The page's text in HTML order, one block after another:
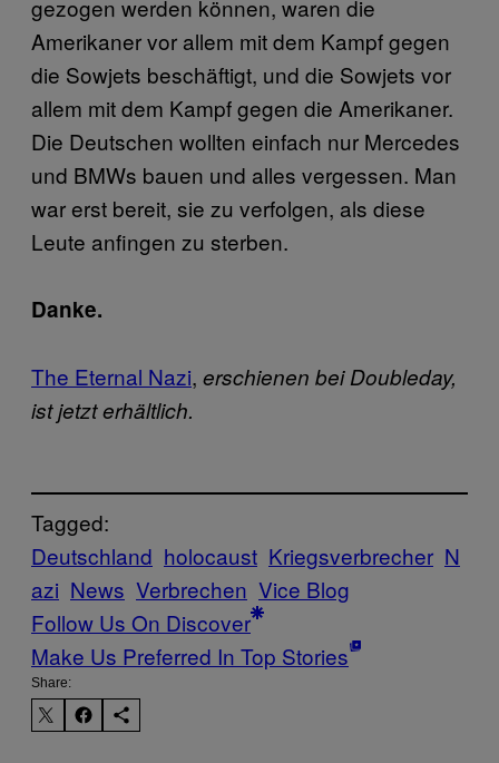
gezogen werden können, waren die
Amerikaner vor allem mit dem Kampf gegen
die Sowjets beschäftigt, und die Sowjets vor
allem mit dem Kampf gegen die Amerikaner.
Die Deutschen wollten einfach nur Mercedes
und BMWs bauen und alles vergessen. Man
war erst bereit, sie zu verfolgen, als diese
Leute anfingen zu sterben.
Danke.
The Eternal Nazi, erschienen bei Doubleday,
ist jetzt erhältlich.
Tagged:
Deutschland holocaust Kriegsverbrecher N
azi News Verbrechen Vice Blog
Follow Us On Discover
Make Us Preferred In Top Stories
Share: